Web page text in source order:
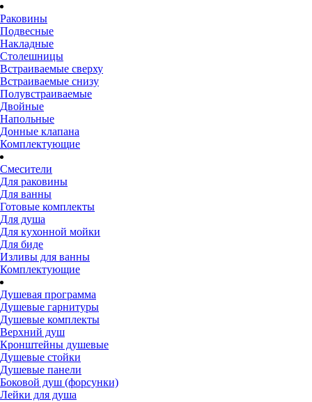
Раковины
Подвесные
Накладные
Столешницы
Встраиваемые сверху
Встраиваемые снизу
Полувстраиваемые
Двойные
Напольные
Донные клапана
Комплектующие
Смесители
Для раковины
Для ванны
Готовые комплекты
Для душа
Для кухонной мойки
Для биде
Изливы для ванны
Комплектующие
Душевая программа
Душевые гарнитуры
Душевые комплекты
Верхний душ
Кронштейны душевые
Душевые стойки
Душевые панели
Боковой душ (форсунки)
Лейки для душа